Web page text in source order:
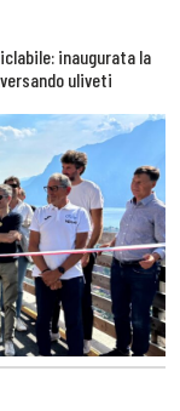
inaugurata la
uliveti